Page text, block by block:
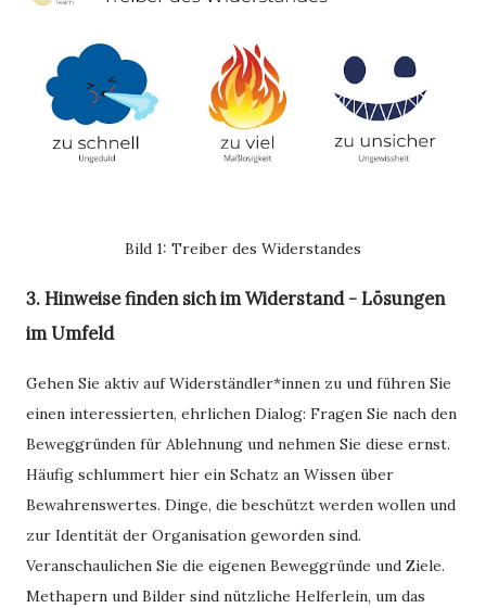
Bild 1: Treiber des Widerstandes
3. Hinweise finden sich im Widerstand - Lösungen
im Umfeld
Gehen Sie aktiv auf Widerständler*innen zu und führen Sie
einen interessierten, ehrlichen Dialog: Fragen Sie nach den
Beweggründen für Ablehnung und nehmen Sie diese ernst.
Häufig schlummert hier ein Schatz an Wissen über
Bewahrenswertes. Dinge, die beschützt werden wollen und
zur Identität der Organisation geworden sind.
Veranschaulichen Sie die eigenen Beweggründe und Ziele.
Methapern und Bilder sind nützliche Helferlein, um das